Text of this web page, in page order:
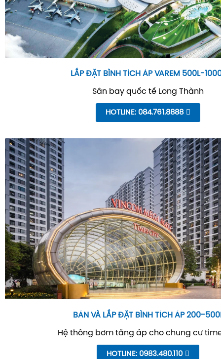
LẮP ĐẶT BÌNH TÍCH ÁP VAREM 500L-
Sân bay quốc tế Long Thành
HOTLINE: 084.761.8888
BÁN VÀ LẮP ĐẶT BÌNH TÍCH ÁP 200-
Hệ thông bơm tăng áp cho chung cư
HOTLINE: 0983.480.110